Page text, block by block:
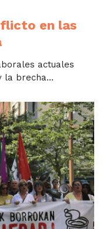
en las
actuales
la brecha...